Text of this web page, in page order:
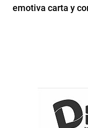
emotiva carta y